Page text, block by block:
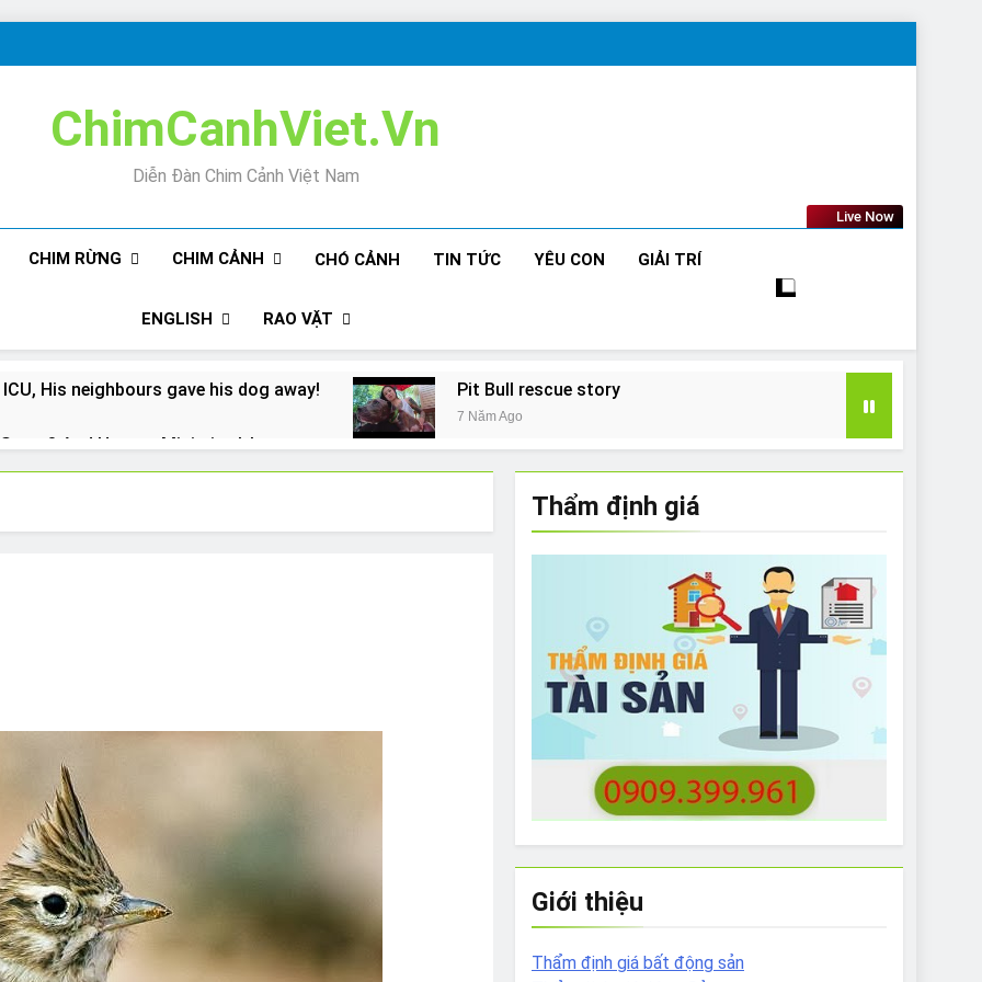
ChimCanhViet.Vn
Diễn Đàn Chim Cảnh Việt Nam
Live Now
CHIM RỪNG CHIM CẢNH CHÓ CẢNH TIN TỨC YÊU CON GIẢI TRÍ
ENGLISH RAO VẶT
His neighbours gave his dog away! Pit Bull rescue story
7 Năm Ago
And How to Minimize It!
The Ultimate Guide to What Bulldogs Can (and can’t) Eat
How Often Do I Need to Groom My Bulldog
Thẩm định giá
Giới thiệu
Thẩm định giá bất động sản